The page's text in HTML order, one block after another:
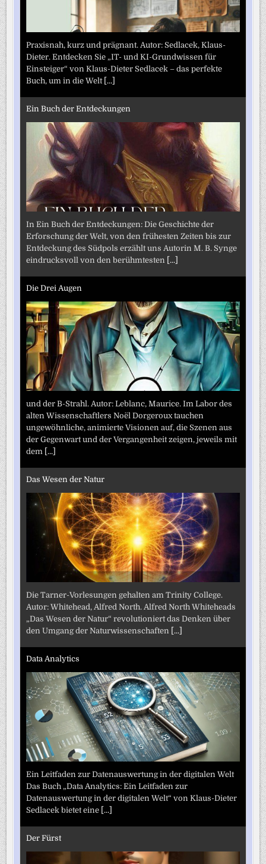
Praxisnah, kurz und prägnant. Autor: Sedlacek, Klaus-
Dieter. Entdecken Sie „IT- und KI-Grundwissen für
Einsteiger“ von Klaus-Dieter Sedlacek – das perfekte
Buch, um in die Welt [...]
Ein Buch der Entdeckungen
In Ein Buch der Entdeckungen: Die Geschichte der
Erforschung der Welt, von den frühesten Zeiten bis zur
Entdeckung des Südpols erzählt uns Autorin M. B. Synge
eindrucksvoll von den berühmtesten [...]
Die Drei Augen
und der B-Strahl. Autor: Leblanc, Maurice. Im Labor des
alten Wissenschaftlers Noël Dorgeroux tauchen
ungewöhnliche, animierte Visionen auf, die Szenen aus
der Gegenwart und der Vergangenheit zeigen, jeweils mit
dem [...]
Das Wesen der Natur
Die Tarner-Vorlesungen gehalten am Trinity College.
Autor: Whitehead, Alfred North. Alfred North Whiteheads
„Das Wesen der Natur“ revolutioniert das Denken über
den Umgang der Naturwissenschaften [...]
Data Analytics
Ein Leitfaden zur Datenauswertung in der digitalen Welt
Das Buch „Data Analytics: Ein Leitfaden zur
Datenauswertung in der digitalen Welt“ von Klaus-Dieter
Sedlacek bietet eine [...]
Der Fürst